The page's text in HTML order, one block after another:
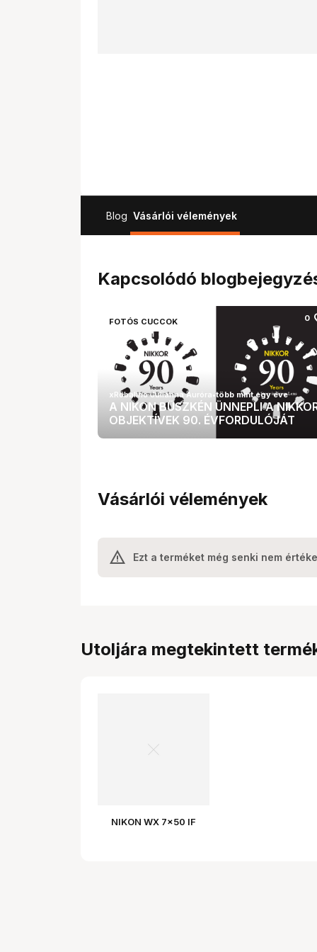
Blog Vásárlói vélemények
Kapcsolódó
FOTÓS CUCCOK 0
A NIKON BÜSZKÉN ÜNNEPLI A
OBJEKTÍVEK 90. ÉVFORDULÓJÁT
xRobalino Julianna Auróra•több mint egy éve
Vásárlói vélemények
Ezt a terméket még senki nem
Utoljára megtekintett
NIKON WX 7x50 IF